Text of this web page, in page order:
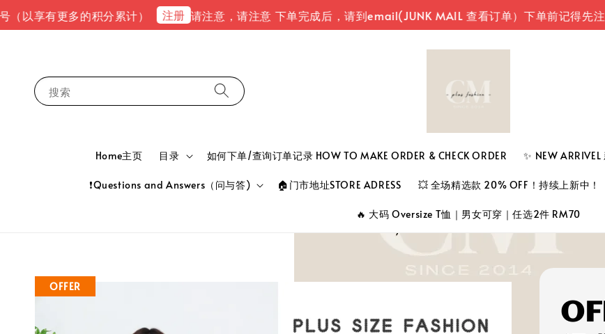
享有更多的积分累计） 注册 请注意，请注意 下单完成后，请到email(JUNK MAIL 查看订单）下单前记得先注册
搜索
Home主页 目录 如何下单/查询订单记录 HOW TO MAKE ORDER & CHECK ORDER ✨ NEW
❗Questions and Answers（问与答) 🏠门市地址STORE ADRESS 💥 全场精选款 20% OFF！持续上新中！
🔥 大码 Oversize T恤｜男女可穿｜任选2件 RM70
OFFER